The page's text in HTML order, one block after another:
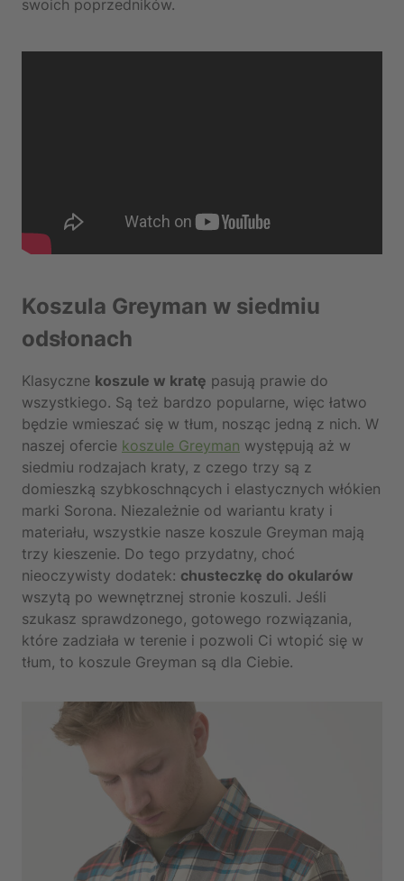
swoich poprzedników.
Koszula Greyman w siedmiu
odsłonach
Klasyczne koszule w kratę pasują prawie do
wszystkiego. Są też bardzo popularne, więc łatwo
będzie wmieszać się w tłum, nosząc jedną z nich. W
naszej ofercie koszule Greyman występują aż w
siedmiu rodzajach kraty, z czego trzy są z
domieszką szybkoschnących i elastycznych włókien
marki Sorona. Niezależnie od wariantu kraty i
materiału, wszystkie nasze koszule Greyman mają
trzy kieszenie. Do tego przydatny, choć
nieoczywisty dodatek: chusteczkę do okularów
wszytą po wewnętrznej stronie koszuli. Jeśli
szukasz sprawdzonego, gotowego rozwiązania,
które zadziała w terenie i pozwoli Ci wtopić się w
tłum, to koszule Greyman są dla Ciebie.